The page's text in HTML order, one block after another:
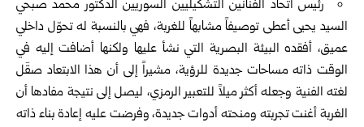
رئيس اتحاد الفنانين التشكيليين السوريين الدكتور محمد صبحي
السيد يحيى أعطى توصيفاً مشابهاً للغربة، فهي بالنسبة له تحوّل داخلي
عميق، أفقده البيئة البصرية التي نشأ عليها ولكنها أضافت إليه في
الوقت ذاته مساحات جديدة للرؤية، مشيراً إلى أن هذا الابتعاد صقَل
لغته الفنية وجعله أكثر ميلاً للتعبير الرمزي، ليصل إلى نتيجة مفادها أن
الغربة أغنت تجربته ومنحته أدوات جديدة، وفرضت عليه إعادة بناء ذاته